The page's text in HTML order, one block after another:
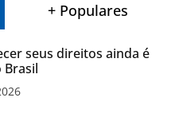
+ Populares
seus direitos ainda é
Brasil